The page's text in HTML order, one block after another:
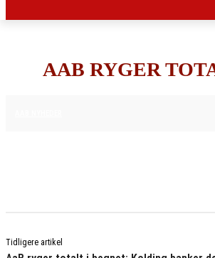
AAB RYGER
Tidligere artikel